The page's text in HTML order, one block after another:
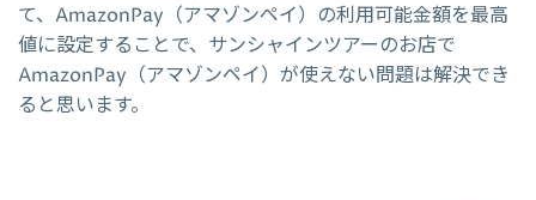
て、AmazonPay（アマゾンペイ）の利用可能金額を最高
値に設定することで、サンシャインツアーのお店で
AmazonPay（アマゾンペイ）が使えない問題は解決でき
ると思います。